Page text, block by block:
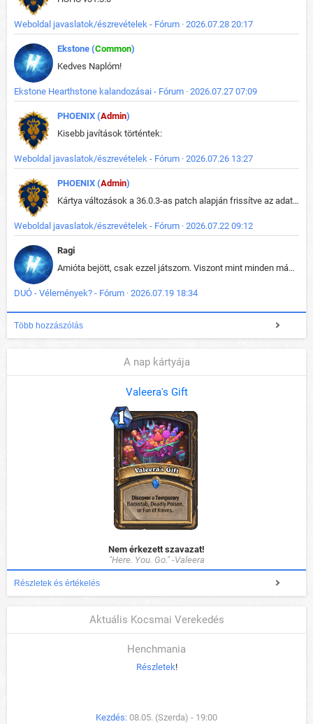
Weboldal javaslatok/észrevételek - Fórum · 2026.07.28 20:17
Ekstone (Common)
Kedves Naplóm!
Ekstone Hearthstone kalandozásai - Fórum · 2026.07.27 07:09
PHOENIX (Admin)
Kisebb javítások történtek:
Weboldal javaslatok/észrevételek - Fórum · 2026.07.26 13:27
PHOENIX (Admin)
Kártya változások a 36.0.3-as patch alapján frissítve az adatbázisban (képek is cserélve).
Weboldal javaslatok/észrevételek - Fórum · 2026.07.22 09:12
Ragi
Amióta bejött, csak ezzel játszom. Viszont mint minden más - akár az alapjáték is, ez is baromira összetett lett. Néha már pár kör után is esélytelen az egész. Vagy irreállisan túltápol valaki, vagy lelép a partner, vagy csak hülye mint a segg. És amikor eljönne az én időm, na akkor jön el mindenki másé is. Engem jobban érdekelne, hogy ki milyen ratingen szokott játszani. Na ez lenne egy érdekes adat.
DUÓ - Vélemények? - Fórum · 2026.07.19 18:34
Több hozzászólás
A nap kártyája
Valeera's Gift
Nem érkezett szavazat!
"Here. You. Go." -Valeera
Részletek és értékelés
Aktuális Kocsmai Verekedés
Henchmania
Részletek!
Kezdés: 08.05. (Szerda) - 19:00